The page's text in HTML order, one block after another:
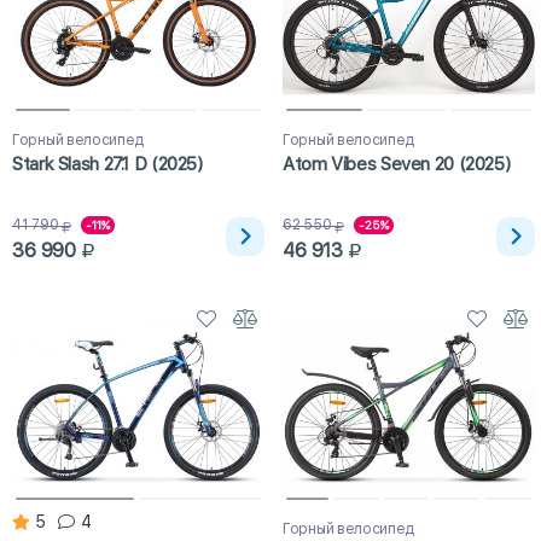
Горный велосипед
Stark Slash 27.1 D (2025)
41 790 -11%
36 990
Горный велосипед
Atom Vibes Seven 20 (2025)
62 550 -25%
46 913
5 4 Горный велосипед